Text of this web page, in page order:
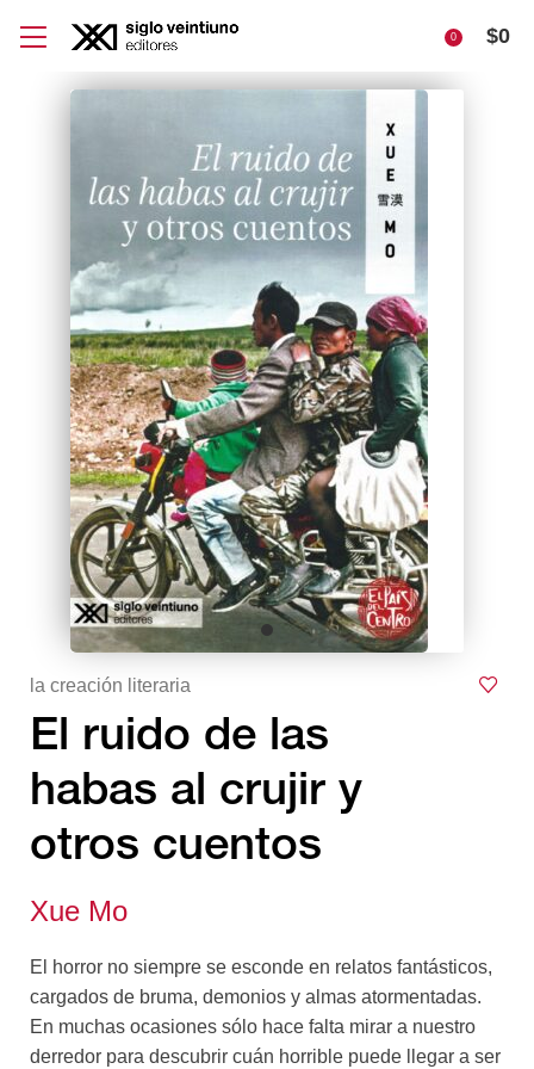
0 $0
la creación literaria
El ruido de las
habas al crujir y
otros cuentos
Xue Mo
El horror no siempre se esconde en relatos fantásticos,
cargados de bruma, demonios y almas atormentadas.
En muchas ocasiones sólo hace falta mirar a nuestro
derredor para descubrir cuán horrible puede llegar a ser